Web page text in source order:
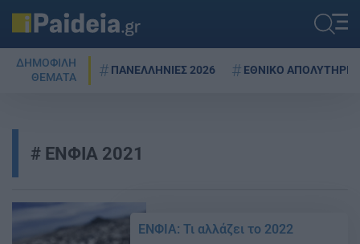
ΔΗΜΟΦΙΛΗ
ΘΕΜΑΤΑ
ΠΑΝΕΛΛΗΝΙΕΣ 2026 ΕΘΝΙΚΟ ΑΠΟΛΥΤΗΡΙΟ
ΕΝΦΙΑ 2021
ΕΝΦΙΑ: Τι αλλάζει το 2022